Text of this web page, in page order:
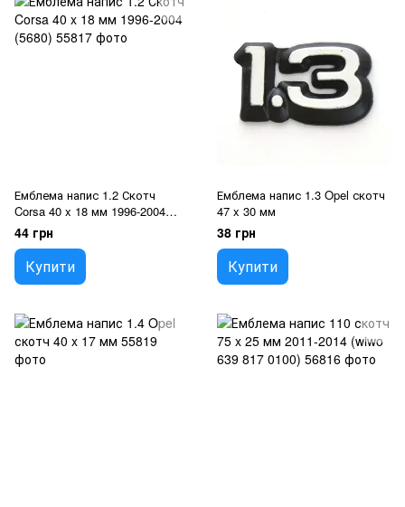
Емблема напис 1.2 Скотч
Corsa 40 x 18 мм 1996-2004
(5680)
44 грн
Купити
Емблема напис 1.3 Opel скотч
47 x 30 мм
38 грн
Купити